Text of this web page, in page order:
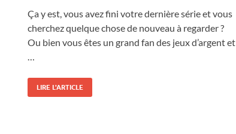
Ça y est, vous avez fini votre dernière série et vous
cherchez quelque chose de nouveau à regarder ?
Ou bien vous êtes un grand fan des jeux d’argent et
…
LIRE L'ARTICLE